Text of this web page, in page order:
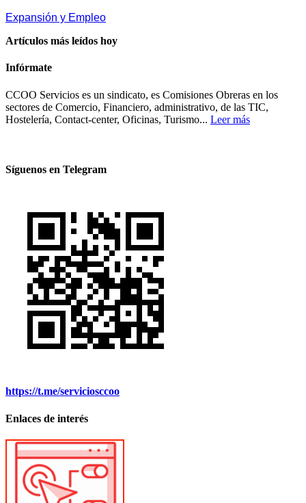
Expansión y Empleo
Artículos más leídos hoy
Infórmate
CCOO Servicios es un sindicato, es Comisiones Obreras en los
sectores de Comercio, Financiero, administrativo, de las TIC,
Hostelería, Contact-center, Oficinas, Turismo... Leer más
Síguenos en Telegram
https://t.me/serviciosccoo
Enlaces de interés